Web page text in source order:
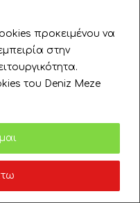
προκειμένου να
στην
του Deniz Meze